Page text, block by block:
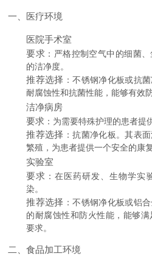
一、医疗环境
医院手术室
要求 ：严格控制空气中的细菌
的洁净度。
推荐选择 ：不锈钢净化板或抗
耐腐蚀性和抗菌性能，能够有效
洁净病房
要求 ：为需要特殊护理的患者提
推荐选择 ：抗菌净化板。其表
繁殖，为患者提供一个安全的康复
实验室
要求 ：在医药研发、生物学实
染。
推荐选择 ：不锈钢净化板或铝
的耐腐蚀性和防火性能，能够
要求。
二、食品加工环境